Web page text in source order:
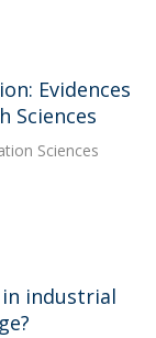
Evidences
Sciences
Sciences
industrial